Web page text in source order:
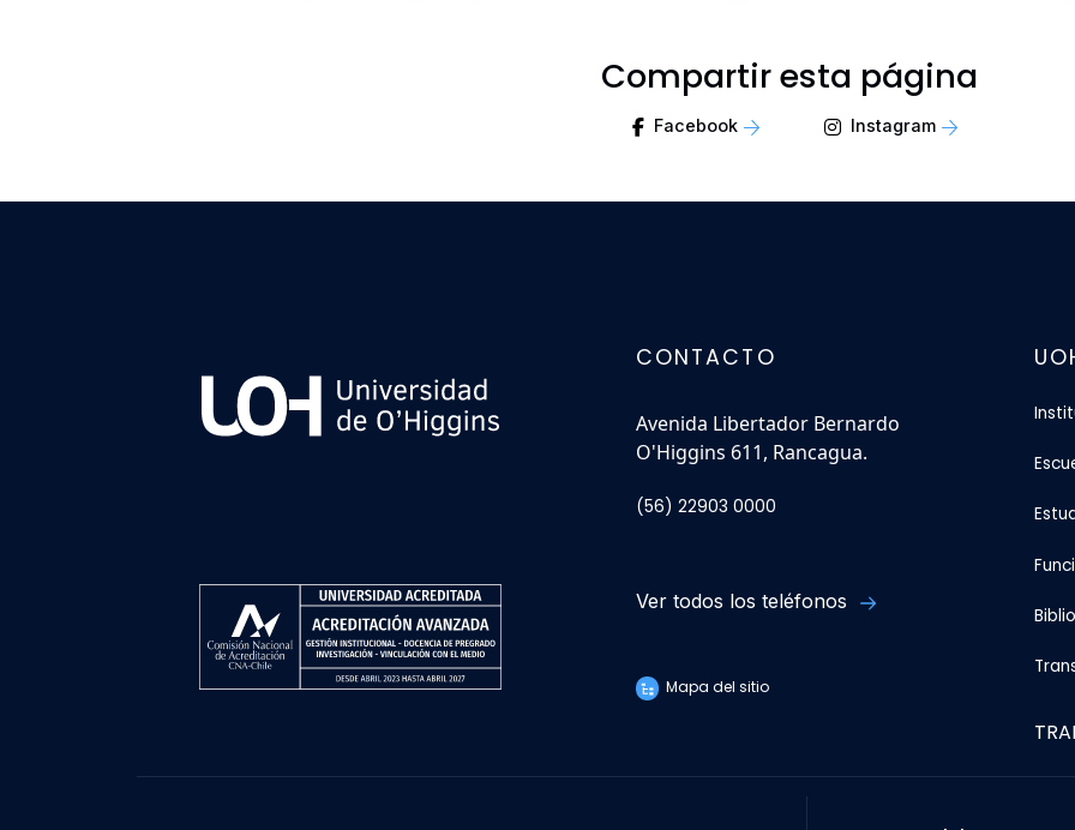
Compartir esta página
Facebook Instagram
CONTACTO
Avenida Libertador Bernardo
O'Higgins 611, Rancagua.
(56) 22903 0000
Ver todos los teléfonos
Mapa del sitio